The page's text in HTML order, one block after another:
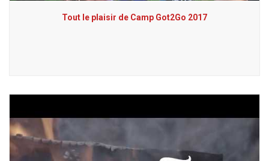
Tout le plaisir de Camp Got2Go 2017